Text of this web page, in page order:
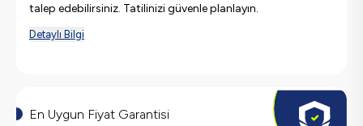
talep edebilirsiniz. Tatilinizi güvenle planlayın.
Detaylı Bilgi
En Uygun Fiyat Garantisi